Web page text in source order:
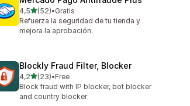
4,5stelle su 5
(52)
52 recensioni totali
•Gratis
Refuerza la seguridad de tu tienda y
mejora la aprobación.
Blockly Fraud Filter, Blocker
4,2stelle su 5
(23)
23 recensioni totali
•Free
Block fraud with IP blocker, bot blocker
and country blocker